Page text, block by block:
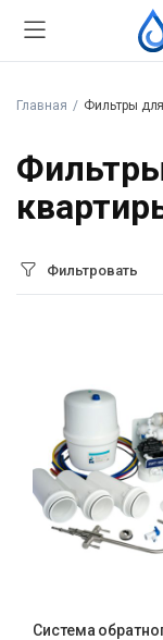
Главная Фильтры
Фильтровать
Система